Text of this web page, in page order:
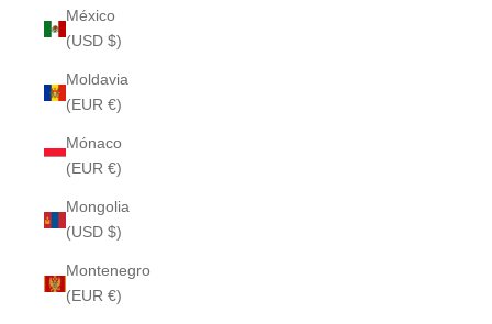
México
(USD $)
Moldavia
(EUR €)
Mónaco
(EUR €)
Mongolia
(USD $)
Montenegro
(EUR €)